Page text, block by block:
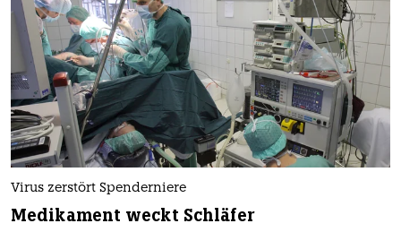
Virus zerstört Spenderniere
Medikament weckt Schläfer